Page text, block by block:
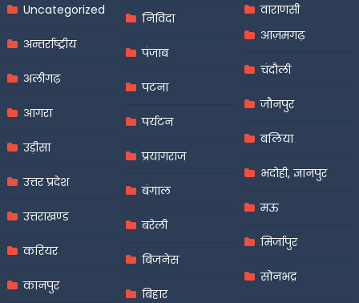
Uncategorized
अन्तर्राष्ट्रीय
अलीगढ़
आगरा
उड़ीसा
उत्तर प्रदेश
उत्तराखण्ड
करियर
कानपुर
निविदा
पंजाब
पटना
पर्यटन
प्रयागराज
बंगाल
बरेली
बिजनेस
बिहार
वाराणसी
आज़मगढ़
चंदौली
जौनपुर
बलिया
भदोही, ज्ञानपुर
मऊ
मिर्जापुर
सोनभद्र